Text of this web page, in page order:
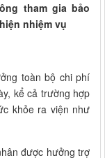
tham gia bảo
nhiệm vụ
toàn bộ chi phí
kể cả trường hợp
khỏe ra viện như
được hưởng trợ